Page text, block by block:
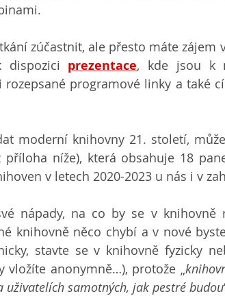
zúčastnit, ale přesto máte zájem
dispozici prezentace, kde jsou k
programové linky a také
moderní knihovny 21. století,
příloha níže), která obsahuje 18
v letech 2020-2023 u nás i v
nápady, na co by se v knihovně
knihovně něco chybí a v nové
stavte se v knihovně fyzicky
anonymně…), protože „
samotných, jak pestré budou